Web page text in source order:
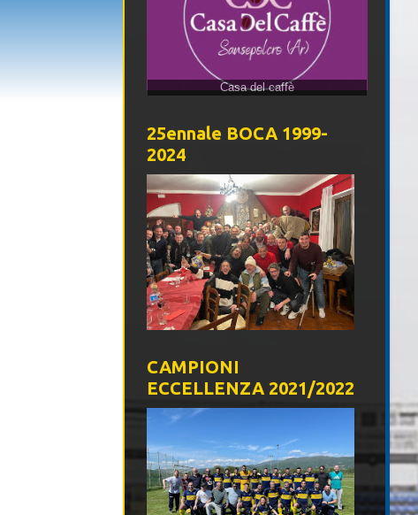
Casa del caffè
25ennale BOCA 1999-
2024
CAMPIONI
ECCELLENZA 2021/2022